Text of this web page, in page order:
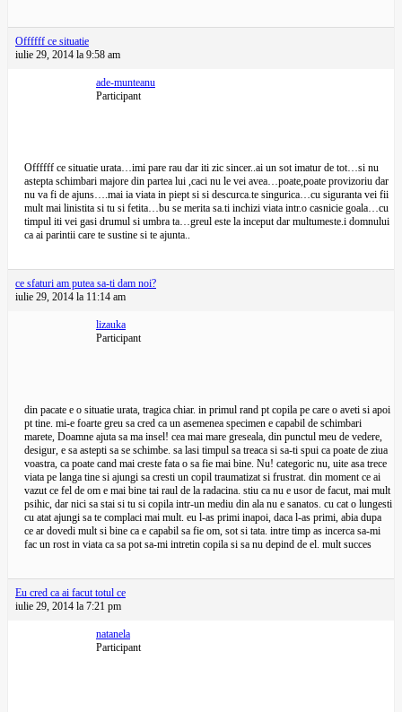
Offffff ce situatie
iulie 29, 2014 la 9:58 am
ade-munteanu
Participant
Offffff ce situatie urata…imi pare rau dar iti zic sincer..ai un sot imatur de tot…si nu
astepta schimbari majore din partea lui ,caci nu le vei avea…poate,poate provizoriu dar
nu va fi de ajuns….mai ia viata in piept si si descurca.te singurica…cu siguranta vei fii
mult mai linistita si tu si fetita…bu se merita sa.ti inchizi viata intr.o casnicie goala…cu
timpul iti vei gasi drumul si umbra ta…greul este la inceput dar multumeste.i domnului
ca ai parintii care te sustine si te ajunta..
ce sfaturi am putea sa-ti dam noi?
iulie 29, 2014 la 11:14 am
lizauka
Participant
din pacate e o situatie urata, tragica chiar. in primul rand pt copila pe care o aveti si apoi
pt tine. mi-e foarte greu sa cred ca un asemenea specimen e capabil de schimbari
marete, Doamne ajuta sa ma insel! cea mai mare greseala, din punctul meu de vedere,
desigur, e sa astepti sa se schimbe. sa lasi timpul sa treaca si sa-ti spui ca poate de ziua
voastra, ca poate cand mai creste fata o sa fie mai bine. Nu! categoric nu, uite asa trece
viata pe langa tine si ajungi sa cresti un copil traumatizat si frustrat. din moment ce ai
vazut ce fel de om e mai bine tai raul de la radacina. stiu ca nu e usor de facut, mai mult
psihic, dar nici sa stai si tu si copila intr-un mediu din ala nu e sanatos. cu cat o lungesti
cu atat ajungi sa te complaci mai mult. eu l-as primi inapoi, daca l-as primi, abia dupa
ce ar dovedi mult si bine ca e capabil sa fie om, sot si tata. intre timp as incerca sa-mi
fac un rost in viata ca sa pot sa-mi intretin copila si sa nu depind de el. mult succes
Eu cred ca ai facut totul ce
iulie 29, 2014 la 7:21 pm
natanela
Participant